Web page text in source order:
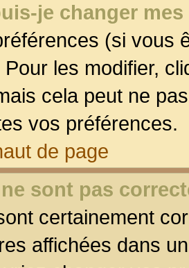
je changer
(si vous
Pour les modifier,
cela peut ne
vos préférences.
de page
sont pas
certainement
affichées dans